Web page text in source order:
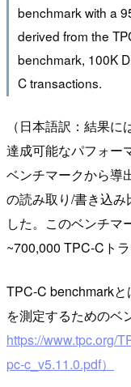
benchmark with a
derived from the
benchmark, 100K
C transactions.
（日本語訳：結果
達成可能なパフォー
ベンチマークから導
の読み取り/書き込
した。このベンチマ
~700,000 TPC-Cト
TPC-C benchmark
を測定するためのベ
https://www.tpc.org/
pc-c_v5.11.0.pdf）